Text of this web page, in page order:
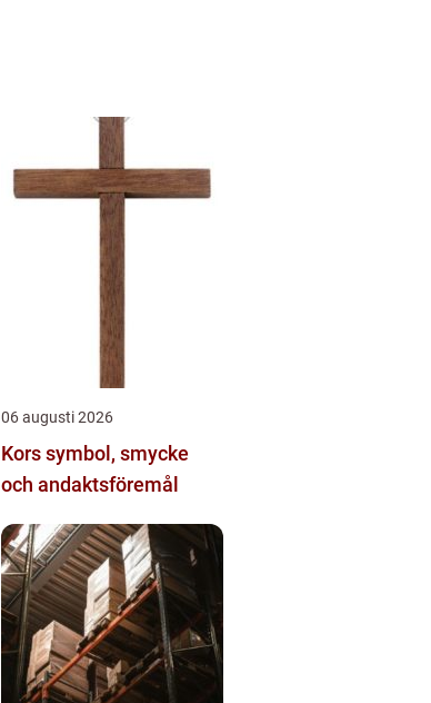
06 augusti 2026
Kors symbol, smycke
och andaktsföremål